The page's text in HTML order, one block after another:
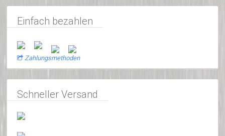
Einfach bezahlen
Zahlungsmethoden
Schneller Versand